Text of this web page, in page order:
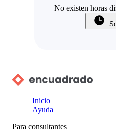
No existen horas
Inicio
Ayuda
Para consultantes